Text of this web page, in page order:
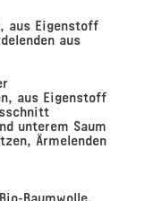
aus Eigenstoff
aus
aus Eigenstoff
unterem Saum
Ärmelenden
Baumwolle,